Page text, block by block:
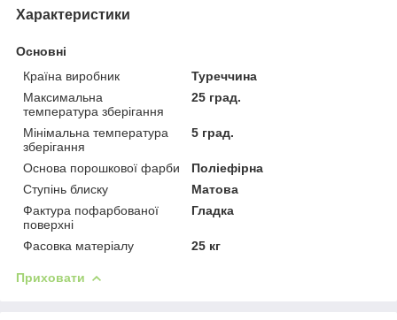
Характеристики
Основні
Країна виробник
Туреччина
Максимальна
температура зберігання
25 град.
Мінімальна температура
зберігання
5 град.
Основа порошкової фарби
Поліефірна
Ступінь блиску
Матова
Фактура пофарбованої
поверхні
Гладка
Фасовка матеріалу 25 кг
Приховати